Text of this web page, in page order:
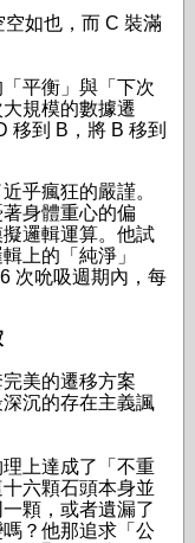
如也，而 C 裝滿
平衡」與「下次
規模的數據遷
移到 B，將 B 移到
乎瘋狂的嚴謹。
身體重心的偏
邏輯運算。他試
上的「純淨」
次吮吸週期內，每
美的遷移方案
沉的存在主義諷
上達成了「不重
六顆石頭本身並
顆，或者遺漏了
？他那追求「公